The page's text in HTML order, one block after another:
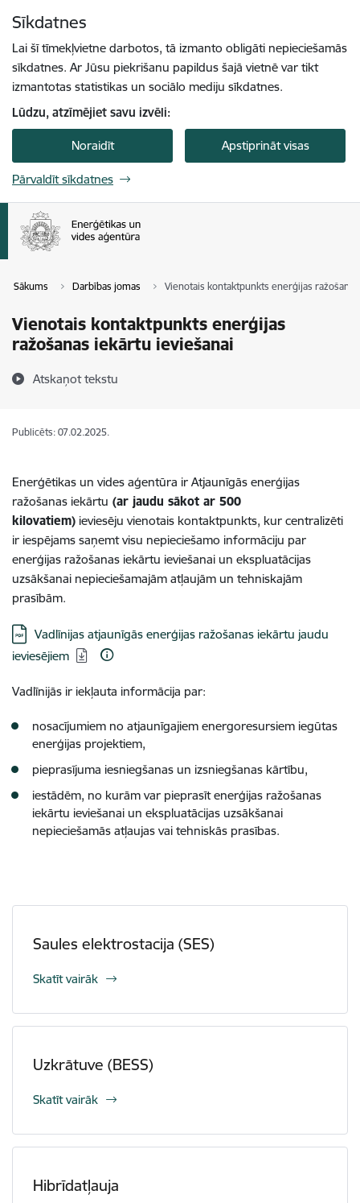
Sīkdatnes
Lai šī tīmekļvietne darbotos, tā izmanto obligāti nepieciešamās
sīkdatnes. Ar Jūsu piekrišanu papildus šajā vietnē var tikt
izmantotas statistikas un sociālo mediju sīkdatnes.
Lūdzu, atzīmējiet savu izvēli:
Noraidīt Apstiprināt visas
Pārvaldīt sīkdatnes
Sākums Darbības jomas Vienotais kontaktpunkts enerģijas
Vienotais kontaktpunkts enerģijas
ražošanas iekārtu ieviešanai
Atskaņot tekstu
Publicēts: 07.02.2025.
Enerģētikas un vides aģentūra ir Atjaunīgās enerģijas
ražošanas iekārtu (ar jaudu sākot ar 500
kilovatiem) ieviesēju vienotais kontaktpunkts, kur centralizēti
ir iespējams saņemt visu nepieciešamo informāciju par
enerģijas ražošanas iekārtu ieviešanai un ekspluatācijas
uzsākšanai nepieciešamajām atļaujām un tehniskajām
prasībām.
Lejupielādēt:
Vadlīnijas atjaunīgās enerģijas ražošanas iekārtu jaudu
ieviesējiem
Vadlīnijās ir iekļauta informācija par:
nosacījumiem no atjaunīgajiem energoresursiem iegūtas
enerģijas projektiem,
pieprasījuma iesniegšanas un izsniegšanas kārtību,
iestādēm, no kurām var pieprasīt enerģijas ražošanas
iekārtu ieviešanai un ekspluatācijas uzsākšanai
nepieciešamās atļaujas vai tehniskās prasības.
Saules elektrostacija (SES)
Skatīt vairāk
Uzkrātuve (BESS)
Skatīt vairāk
Hibrīdatļauja